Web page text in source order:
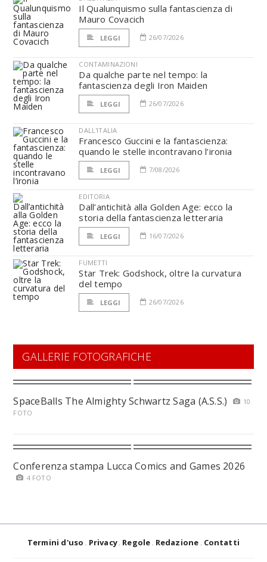
Il Qualunquismo sulla fantascienza di
Mauro Covacich
LEGGI 26/07/2026
CONTAMINAZIONI
Da qualche parte nel tempo: la
fantascienza degli Iron Maiden
LEGGI 26/07/2026
DALL'ITALIA
Francesco Guccini e la fantascienza:
quando le stelle incontravano l’ironia
LEGGI 7/08/2026
EDITORIA
Dall’antichità alla Golden Age: ecco la
storia della fantascienza letteraria
LEGGI 16/07/2026
FUMETTI
Star Trek: Godshock, oltre la curvatura
del tempo
LEGGI 26/07/2026
GALLERIE FOTOGRAFICHE
SpaceBalls The Almighty Schwartz Saga (A.S.S.)
10
FOTO
Conferenza stampa Lucca Comics and Games 2026
4 FOTO
Termini d'uso Privacy Regole Redazione Contatti